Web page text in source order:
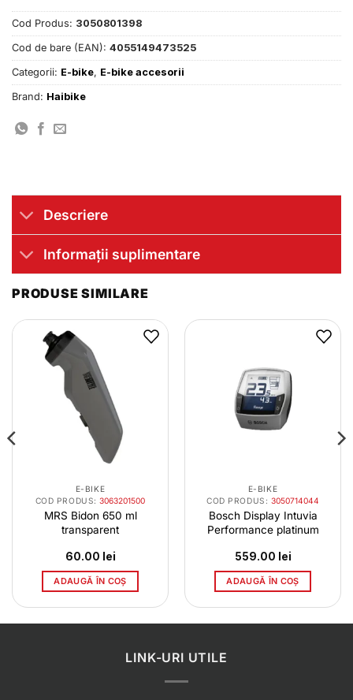
Cod Produs: 3050801398
Cod de bare (EAN): 4055149473525
Categorii: E-bike, E-bike accesorii
Brand: Haibike
Descriere
Informații suplimentare
PRODUSE SIMILARE
E-BIKE
COD PRODUS:3063201500
MRS Bidon 650 ml
transparent
60.00 lei
ADAUGĂ ÎN COȘ
E-BIKE
COD PRODUS: 3050714044
Bosch Display Intuvia
Performance platinum
559.00 lei
ADAUGĂ ÎN COȘ
LINK-URI UTILE